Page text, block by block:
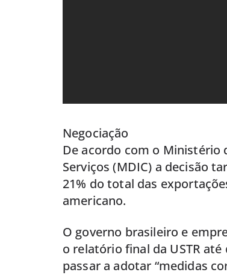
Negociação
De acordo com o Ministério
Serviços (MDIC) a decisão
21% do total das
americano.
O governo brasileiro e
o relatório final da USTR
passar a adotar “medidas